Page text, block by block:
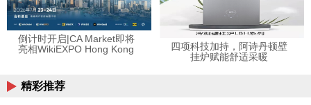
倒计时开启|CA Market即将
亮相WikiEXPO Hong Kong
四项科技加持，阿诗丹顿壁
挂炉赋能舒适采暖
精彩推荐